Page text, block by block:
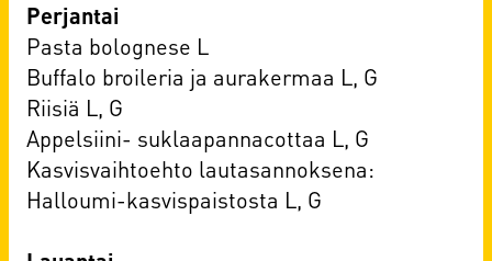
Perjantai
Pasta bolognese L
Buffalo broileria ja aurakermaa L, G
Riisiä L, G
Appelsiini- suklaapannacottaa L, G
Kasvisvaihtoehto lautasannoksena:
Halloumi-kasvispaistosta L, G